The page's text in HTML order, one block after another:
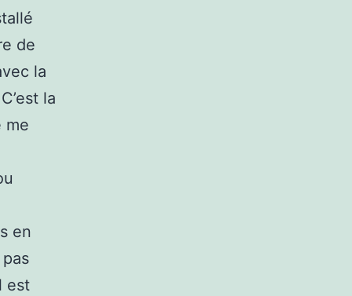
de
la
la
me
en
est